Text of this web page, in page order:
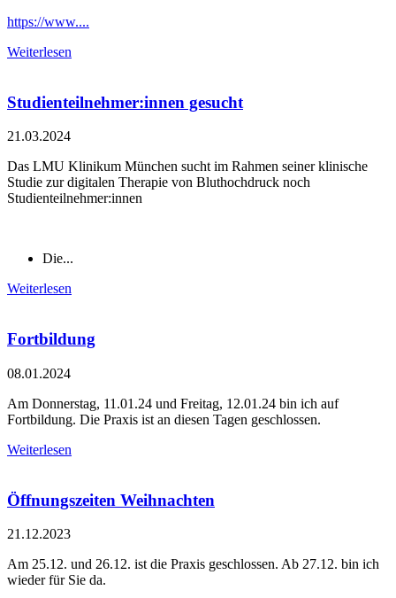
https://www....
Weiterlesen
Studienteilnehmer:innen gesucht
21.03.2024
Das LMU Klinikum München sucht im Rahmen seiner klinische
Studie zur digitalen Therapie von Bluthochdruck noch
Studienteilnehmer:innen
Die...
Weiterlesen
Fortbildung
08.01.2024
Am Donnerstag, 11.01.24 und Freitag, 12.01.24 bin ich auf
Fortbildung. Die Praxis ist an diesen Tagen geschlossen.
Weiterlesen
Öffnungszeiten Weihnachten
21.12.2023
Am 25.12. und 26.12. ist die Praxis geschlossen. Ab 27.12. bin ich
wieder für Sie da.